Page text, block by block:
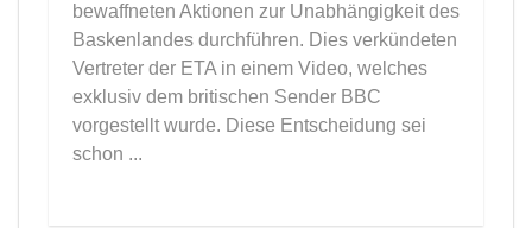
bewaffneten Aktionen zur Unabhängigkeit des
Baskenlandes durchführen. Dies verkündeten
Vertreter der ETA in einem Video, welches
exklusiv dem britischen Sender BBC
vorgestellt wurde. Diese Entscheidung sei
schon ...